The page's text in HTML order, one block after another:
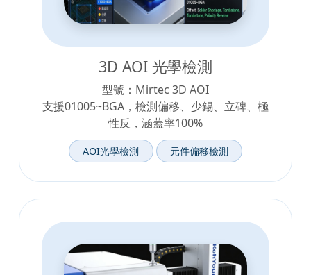
3D AOI 光學檢測
型號：Mirtec 3D AOI
支援01005~BGA，檢測偏移、少錫、立碑、極
性反，涵蓋率100%
AOI光學檢測 元件偏移檢測